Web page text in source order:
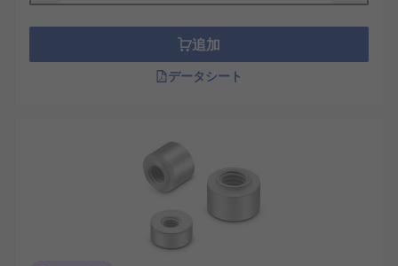
追加
データシート